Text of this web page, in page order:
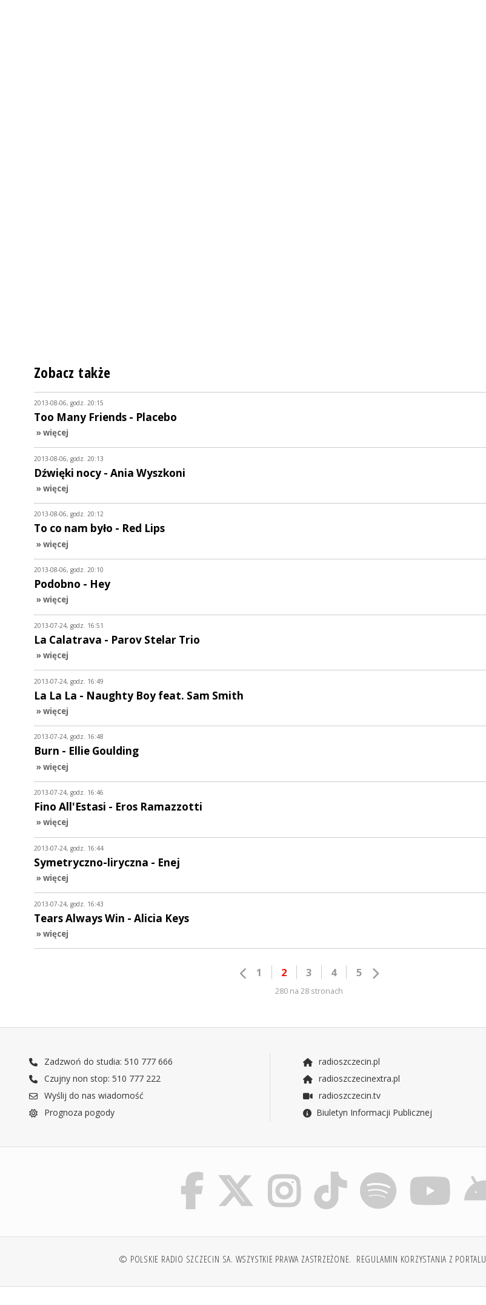
Zobacz także
2013-08-06, godz. 20:15
Too Many Friends - Placebo
» więcej
2013-08-06, godz. 20:13
Dźwięki nocy - Ania Wyszkoni
» więcej
2013-08-06, godz. 20:12
To co nam było - Red Lips
» więcej
2013-08-06, godz. 20:10
Podobno - Hey
» więcej
2013-07-24, godz. 16:51
La Calatrava - Parov Stelar Trio
» więcej
2013-07-24, godz. 16:49
La La La - Naughty Boy feat. Sam Smith
» więcej
2013-07-24, godz. 16:48
Burn - Ellie Goulding
» więcej
2013-07-24, godz. 16:46
Fino All'Estasi - Eros Ramazzotti
» więcej
2013-07-24, godz. 16:44
Symetryczno-liryczna - Enej
» więcej
2013-07-24, godz. 16:43
Tears Always Win - Alicia Keys
» więcej
1 2 3 4 5
280 na 28 stronach
Zadzwoń do studia: 510 777 666
Czujny non stop: 510 777 222
Wyślij do nas wiadomość
Prognoza pogody
radioszczecin.pl
radioszczecinextra.pl
radioszczecin.tv
Biuletyn Informacji Publicznej
© POLSKIE RADIO SZCZECIN SA. WSZYSTKIE PRAWA ZASTRZEŻONE. REGULAMIN KORZYSTANIA Z PORTALU